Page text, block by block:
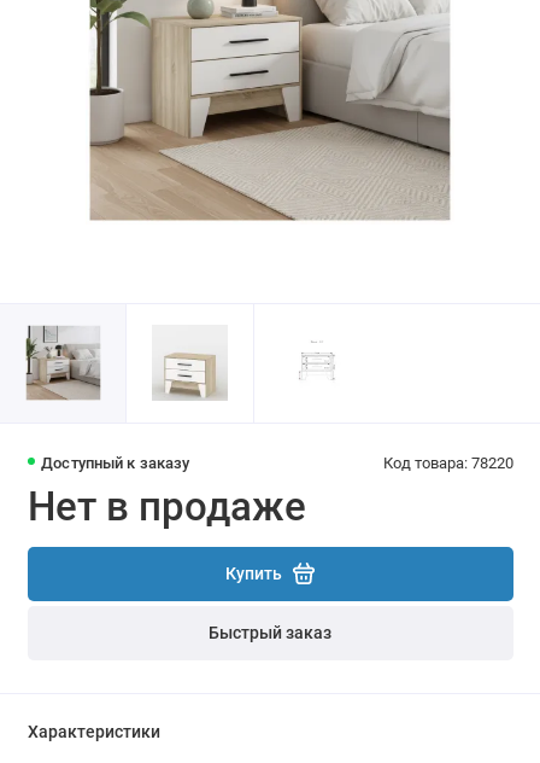
Доступный к заказу Код товара: 78220
Нет в продаже
Купить
Быстрый заказ
Характеристики